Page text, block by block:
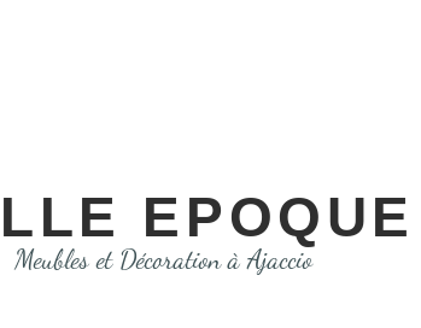
EPOQUE
Meubles et Décoration à Ajaccio